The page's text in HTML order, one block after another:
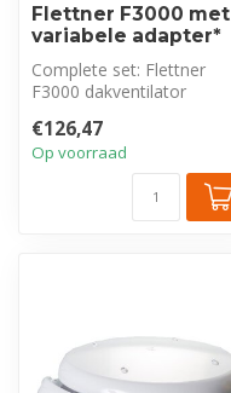
Flettner F3000 met
variabele adapter*
Complete set: Flettner
F3000 dakventilator
Ideaal v...
€126,47
Op voorraad